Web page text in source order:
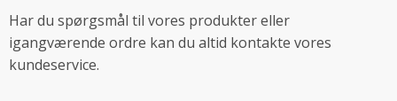
Har du spørgsmål til vores produkter eller
igangværende ordre kan du altid kontakte vores
kundeservice.